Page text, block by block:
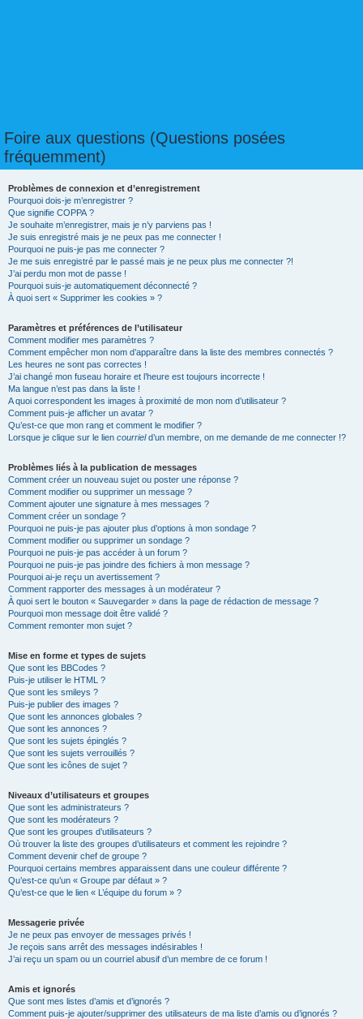
Foire aux questions (Questions posées
fréquemment)
Problèmes de connexion et d’enregistrement
Pourquoi dois-je m’enregistrer ?
Que signifie COPPA ?
Je souhaite m’enregistrer, mais je n’y parviens pas !
Je suis enregistré mais je ne peux pas me connecter !
Pourquoi ne puis-je pas me connecter ?
Je me suis enregistré par le passé mais je ne peux plus me connecter ?!
J’ai perdu mon mot de passe !
Pourquoi suis-je automatiquement déconnecté ?
À quoi sert « Supprimer les cookies » ?
Paramètres et préférences de l’utilisateur
Comment modifier mes paramètres ?
Comment empêcher mon nom d’apparaître dans la liste des membres connectés ?
Les heures ne sont pas correctes !
J’ai changé mon fuseau horaire et l’heure est toujours incorrecte !
Ma langue n’est pas dans la liste !
A quoi correspondent les images à proximité de mon nom d’utilisateur ?
Comment puis-je afficher un avatar ?
Qu’est-ce que mon rang et comment le modifier ?
Lorsque je clique sur le lien courrield’un membre, on me demande de me connecter !?
Problèmes liés à la publication de messages
Comment créer un nouveau sujet ou poster une réponse ?
Comment modifier ou supprimer un message ?
Comment ajouter une signature à mes messages ?
Comment créer un sondage ?
Pourquoi ne puis-je pas ajouter plus d’options à mon sondage ?
Comment modifier ou supprimer un sondage ?
Pourquoi ne puis-je pas accéder à un forum ?
Pourquoi ne puis-je pas joindre des fichiers à mon message ?
Pourquoi ai-je reçu un avertissement ?
Comment rapporter des messages à un modérateur ?
À quoi sert le bouton « Sauvegarder » dans la page de rédaction de message ?
Pourquoi mon message doit être validé ?
Comment remonter mon sujet ?
Mise en forme et types de sujets
Que sont les BBCodes ?
Puis-je utiliser le HTML ?
Que sont les smileys ?
Puis-je publier des images ?
Que sont les annonces globales ?
Que sont les annonces ?
Que sont les sujets épinglés ?
Que sont les sujets verrouillés ?
Que sont les icônes de sujet ?
Niveaux d’utilisateurs et groupes
Que sont les administrateurs ?
Que sont les modérateurs ?
Que sont les groupes d’utilisateurs ?
Où trouver la liste des groupes d’utilisateurs et comment les rejoindre ?
Comment devenir chef de groupe ?
Pourquoi certains membres apparaissent dans une couleur différente ?
Qu’est-ce qu’un « Groupe par défaut » ?
Qu’est-ce que le lien « L’équipe du forum » ?
Messagerie privée
Je ne peux pas envoyer de messages privés !
Je reçois sans arrêt des messages indésirables !
J’ai reçu un spam ou un courriel abusif d’un membre de ce forum !
Amis et ignorés
Que sont mes listes d’amis et d’ignorés ?
Comment puis-je ajouter/supprimer des utilisateurs de ma liste d’amis ou d’ignorés ?